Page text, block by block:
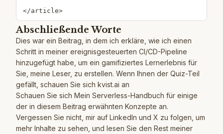
</article>
Abschließende Worte
Dies war ein Beitrag, in dem ich erkläre, wie ich einen
Schritt in meiner ereignisgesteuerten CI/CD-Pipeline
hinzugefügt habe, um ein gamifiziertes Lernerlebnis für
Sie, meine Leser, zu erstellen. Wenn Ihnen der Quiz-Teil
gefällt, schauen Sie sich kvist.ai an
Schauen Sie sich Mein Serverless-Handbuch für einige
der in diesem Beitrag erwähnten Konzepte an.
Vergessen Sie nicht, mir auf LinkedIn und X zu folgen, um
mehr Inhalte zu sehen, und lesen Sie den Rest meiner